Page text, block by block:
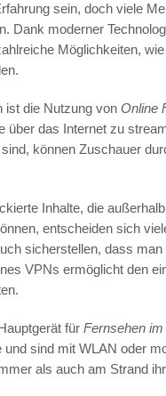
sein, doch viele
Dank moderner
Möglichkeiten,
ist die Nutzung von Online
über das Internet zu
können Zuschauer
Inhalte, die
entscheiden sich
sicherstellen, dass man
VPNs ermöglicht den
für Fernsehen
sind mit WLAN oder
als auch am Strand